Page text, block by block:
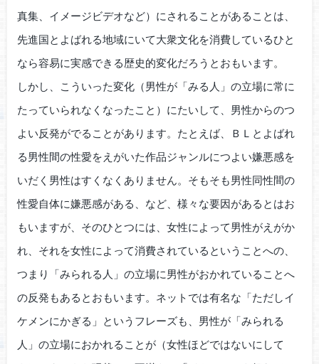
真集、イメージビデオなど）にされることがあることは、
先進国とよばれる地域にいて大衆文化を消費しているひと
なら容易に実感できる歴史的変化だろうとおもいます。
しかし、こういった変化（男性が「みる人」の立場に常に
たっていられなくなったこと）にたいして、男性からのつ
よい反発がでることがあります。たとえば、ＢＬとよばれ
る男性間の性愛をえがいた作品ジャンルにつよい嫌悪感を
いだく男性はすくなくありません。そもそも男性同性間の
性愛自体に嫌悪感がある、など、様々な要因があるとはお
もいますが、そのひとつには、女性によって男性がえがか
れ、それを女性によって消費されているということへの、
つまり「みられる人」の立場に男性がおかれていることへ
の反発もあるとおもいます。ネットでは有名な「ただしイ
ケメンにかぎる」というフレーズも、男性が「みられる
人」の立場におかれることが（女性ほどではないにして